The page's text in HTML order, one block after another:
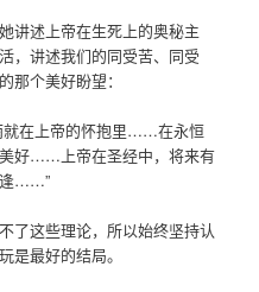
讲述上帝在生死上的奥秘主
，讲述我们的同受苦、同受
那个美好盼望：
在上帝的怀抱里……在永恒
好……上帝在圣经中，将来有
逢……”
了这些理论，所以始终坚持认
是最好的结局。